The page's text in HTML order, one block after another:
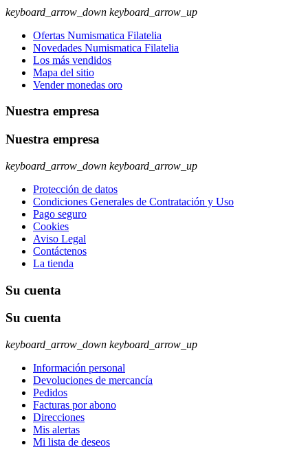
keyboard_arrow_down keyboard_arrow_up
Ofertas Numismatica Filatelia
Novedades Numismatica Filatelia
Los más vendidos
Mapa del sitio
Vender monedas oro
Nuestra empresa
Nuestra empresa
keyboard_arrow_down keyboard_arrow_up
Protección de datos
Condiciones Generales de Contratación y Uso
Pago seguro
Cookies
Aviso Legal
Contáctenos
La tienda
Su cuenta
Su cuenta
keyboard_arrow_down keyboard_arrow_up
Información personal
Devoluciones de mercancía
Pedidos
Facturas por abono
Direcciones
Mis alertas
Mi lista de deseos